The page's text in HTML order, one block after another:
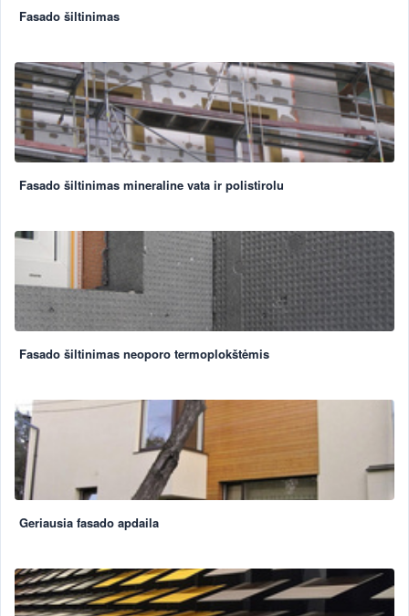
Fasado šiltinimas
Fasado šiltinimas mineraline vata ir polistirolu
Fasado šiltinimas neoporo termoplokštėmis
Geriausia fasado apdaila